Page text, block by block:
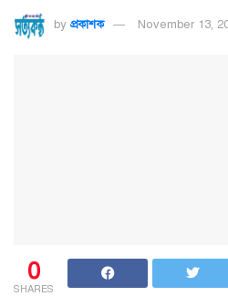
by প্রকাশক November 13,
0
SHARES